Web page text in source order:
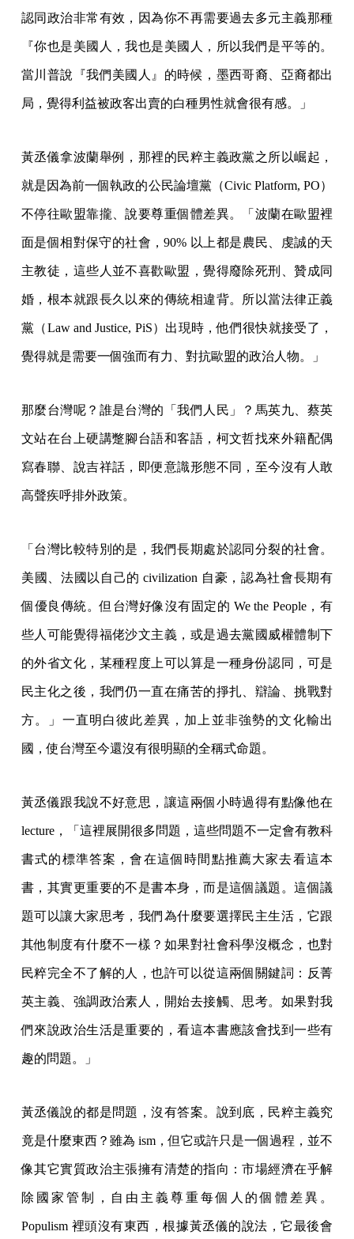
認同政治非常有效，因為你不再需要過去多元主義那種
『你也是美國人，我也是美國人，所以我們是平等的。
當川普說『我們美國人』的時候，墨西哥裔、亞裔都出
局，覺得利益被政客出賣的白種男性就會很有感。」
黃丞儀拿波蘭舉例，那裡的民粹主義政黨之所以崛起，
就是因為前一個執政的公民論壇黨（Civic Platform, PO）
不停往歐盟靠攏、說要尊重個體差異。「波蘭在歐盟裡
面是個相對保守的社會，90% 以上都是農民、虔誠的天
主教徒，這些人並不喜歡歐盟，覺得廢除死刑、贊成同
婚，根本就跟長久以來的傳統相違背。所以當法律正義
黨（Law and Justice, PiS）出現時，他們很快就接受了，
覺得就是需要一個強而有力、對抗歐盟的政治人物。」
那麼台灣呢？誰是台灣的「我們人民」？馬英九、蔡英
文站在台上硬講蹩腳台語和客語，柯文哲找來外籍配偶
寫春聯、說吉祥話，即便意識形態不同，至今沒有人敢
高聲疾呼排外政策。
「台灣比較特別的是，我們長期處於認同分裂的社會。
美國、法國以自己的 civilization 自豪，認為社會長期有
個優良傳統。但台灣好像沒有固定的 We the People，有
些人可能覺得福佬沙文主義，或是過去黨國威權體制下
的外省文化，某種程度上可以算是一種身份認同，可是
民主化之後，我們仍一直在痛苦的掙扎、辯論、挑戰對
方。」一直明白彼此差異，加上並非強勢的文化輸出
國，使台灣至今還沒有很明顯的全稱式命題。
黃丞儀跟我說不好意思，讓這兩個小時過得有點像他在
lecture，「這裡展開很多問題，這些問題不一定會有教科
書式的標準答案，會在這個時間點推薦大家去看這本
書，其實更重要的不是書本身，而是這個議題。這個議
題可以讓大家思考，我們為什麼要選擇民主生活，它跟
其他制度有什麼不一樣？如果對社會科學沒概念，也對
民粹完全不了解的人，也許可以從這兩個關鍵詞：反菁
英主義、強調政治素人，開始去接觸、思考。如果對我
們來說政治生活是重要的，看這本書應該會找到一些有
趣的問題。」
黃丞儀說的都是問題，沒有答案。說到底，民粹主義究
竟是什麼東西？雖為 ism，但它或許只是一個過程，並不
像其它實質政治主張擁有清楚的指向：市場經濟在乎解
除國家管制，自由主義尊重每個人的個體差異。
Populism 裡頭沒有東西，根據黃丞儀的說法，它最後會